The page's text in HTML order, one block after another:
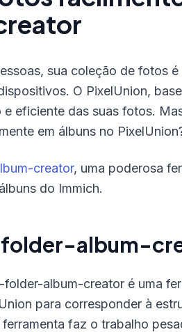
sua coleção de fotos
O PixelUnion,
eficiente das suas fotos.
em álbuns no
creator, uma poderosa
do Immich.
folder-album-
folder-album-creator é uma
para corresponder à
faz o trabalho